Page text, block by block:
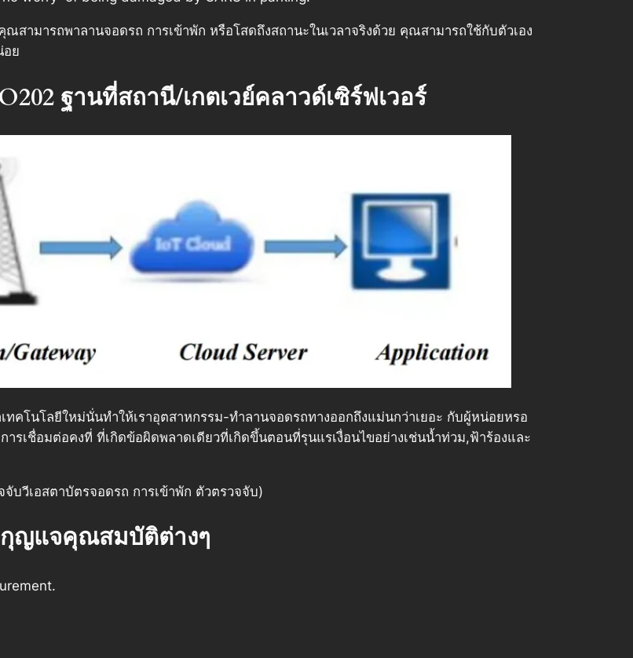
ามารถพาลานจอดรถ การเข้าพัก หรือโสดถึงสถานะในเวลาจริงด้วย คุณสามารถใช้กับตัวเอง
อย
ฐานที่สถานี/เกตเวย์คลาวด์เซิร์ฟเวอร์
คโนโลยีใหม่นั่นทำให้เราอุตสาหกรรม-ทำลานจอดรถทางออกถึงแม่นกว่าเยอะ กับผู้หน่อยหรอ
รเชื่อมต่อคงที่ ที่เกิดข้อผิดพลาดเดียวที่เกิดขึ้นตอนที่รุนแรเงื่อนไขอย่างเช่นน้ำท่วม,ฟ้าร้องและ
จับวีเอสตาบัตรจอดรถ การเข้าพัก ตัวตรวจจับ)
กุญแจคุณสมบัติต่างๆ